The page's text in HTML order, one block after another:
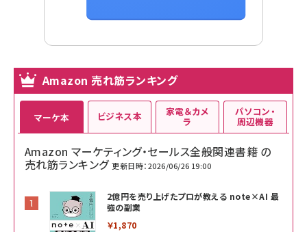
Amazon 売れ筋ランキング
マーケ本
Amazon マーケティング・セールス全般関連書籍 の
売れ筋ランキング 更新日時：2026/06/26 19:00
2億円を売り上げたプロが教える note×AI 最
強の副業
￥1,870
ビジネス本 家電＆カメ
ラ
パソコン・
周辺機器